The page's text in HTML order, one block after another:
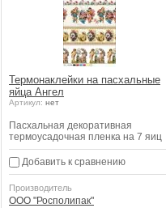
Термонаклейки на пасхальные
яйца Ангел
Артикул: нет
Пасхальная декоративная
термоусадочная пленка на 7 яиц
Добавить к сравнению
Производитель
ООО "Росполипак"